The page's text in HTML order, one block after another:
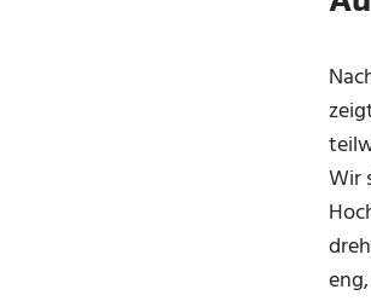
Wir